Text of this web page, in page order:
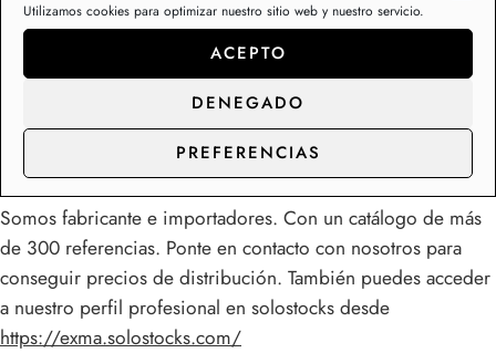
Utilizamos cookies para optimizar nuestro sitio web y nuestro servicio.
ACEPTO
DENEGADO
PREFERENCIAS
propiedades antideslizantes hacen que esta alfombra sea
perfecta para zonas de alto tráfico, con alta resistencia al
desgaste.
Mira nuestra colección completa en
https://www.exma.es/categoria-producto/alfombras/entrada-
Somos fabricante e importadores. Con un catálogo de más
de 300 referencias. Ponte en contacto con nosotros para
conseguir precios de distribución. También puedes acceder
a nuestro perfil profesional en solostocks desde
https://exma.solostocks.com/